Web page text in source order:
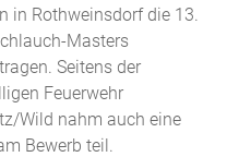
in Rothweinsdorf die 13.
Masters
Seitens der
Feuerwehr
Wild nahm auch eine
Bewerb teil.